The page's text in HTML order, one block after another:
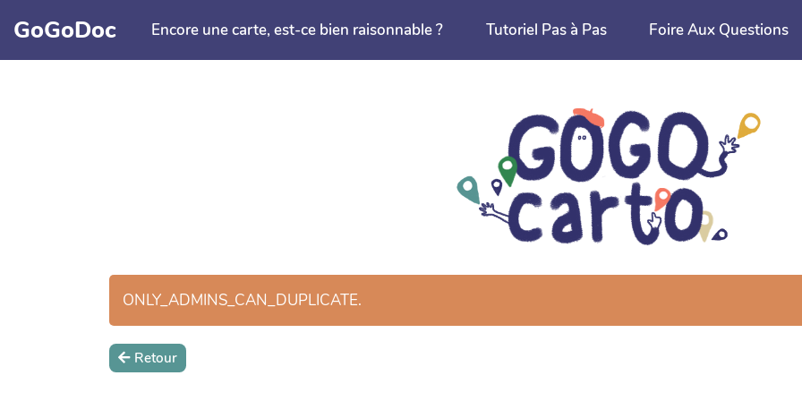
Aller au contenu principal
GoGoDoc Encore une carte, est-ce bien raisonnable ? Tutoriel Pas à Pas Foire Aux Questions
ONLY_ADMINS_CAN_DUPLICATE.
Retour